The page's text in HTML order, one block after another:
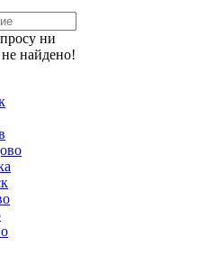
ни
найдено!